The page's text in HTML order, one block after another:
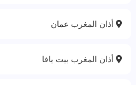
أذان المغرب عمان
أذان المغرب بيت يافا